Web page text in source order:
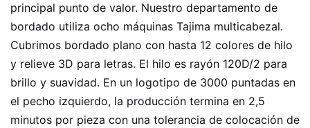
principal punto de valor. Nuestro departamento de
bordado utiliza ocho máquinas Tajima multicabezal.
Cubrimos bordado plano con hasta 12 colores de hilo
y relieve 3D para letras. El hilo es rayón 120D/2 para
brillo y suavidad. En un logotipo de 3000 puntadas en
el pecho izquierdo, la producción termina en 2,5
minutos por pieza con una tolerancia de colocación de